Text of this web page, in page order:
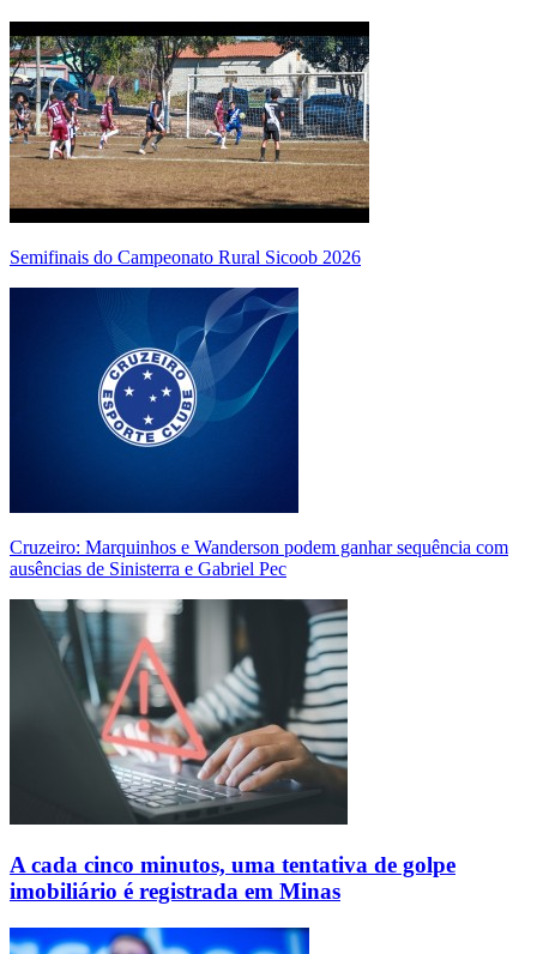
Semifinais do Campeonato Rural Sicoob 2026
Cruzeiro: Marquinhos e Wanderson podem ganhar sequência com
ausências de Sinisterra e Gabriel Pec
A cada cinco minutos, uma tentativa de golpe
imobiliário é registrada em Minas